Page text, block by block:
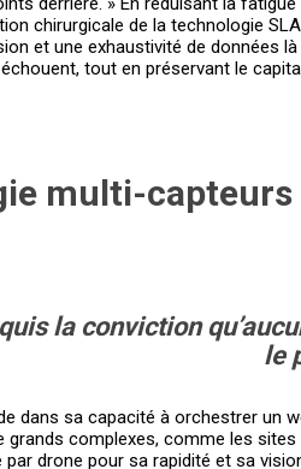
chirurgicale de la technologie
et une exhaustivité de données là
tout en préservant le
multi-
la conviction
le
dans sa capacité à orchestrer
complexes, comme les sites
drone pour sa rapidité et sa